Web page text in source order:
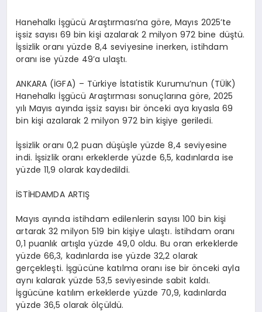
Hanehalkı İşgücü Araştırması’na göre, Mayıs 2025’te
işsiz sayısı 69 bin kişi azalarak 2 milyon 972 bine düştü.
İşsizlik oranı yüzde 8,4 seviyesine inerken, istihdam
oranı ise yüzde 49’a ulaştı.
ANKARA (İGFA) – Türkiye İstatistik Kurumu’nun (TÜİK)
Hanehalkı İşgücü Araştırması sonuçlarına göre, 2025
yılı Mayıs ayında işsiz sayısı bir önceki aya kıyasla 69
bin kişi azalarak 2 milyon 972 bin kişiye geriledi.
İşsizlik oranı 0,2 puan düşüşle yüzde 8,4 seviyesine
indi. İşsizlik oranı erkeklerde yüzde 6,5, kadınlarda ise
yüzde 11,9 olarak kaydedildi.
İSTİHDAMDA ARTIŞ
Mayıs ayında istihdam edilenlerin sayısı 100 bin kişi
artarak 32 milyon 519 bin kişiye ulaştı. İstihdam oranı
0,1 puanlık artışla yüzde 49,0 oldu. Bu oran erkeklerde
yüzde 66,3, kadınlarda ise yüzde 32,2 olarak
gerçekleşti. İşgücüne katılma oranı ise bir önceki ayla
aynı kalarak yüzde 53,5 seviyesinde sabit kaldı.
İşgücüne katılım erkeklerde yüzde 70,9, kadınlarda
yüzde 36,5 olarak ölçüldü.